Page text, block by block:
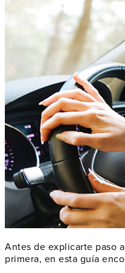
Antes de explicarte paso
primera, en esta guía